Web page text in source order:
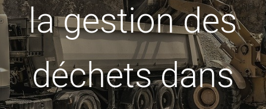
la gestion des
déchets dans